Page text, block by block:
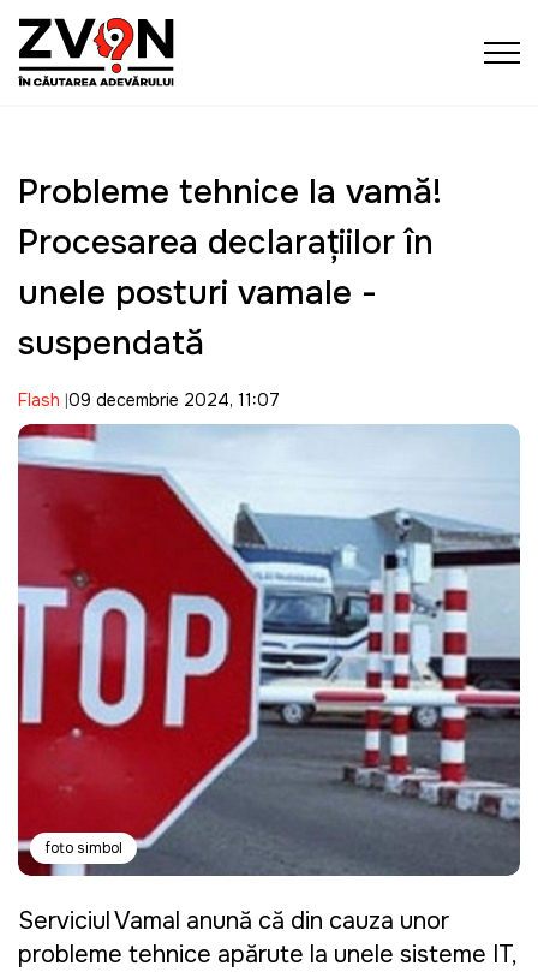
Probleme tehnice la vamă!
Procesarea declarațiilor în
unele posturi vamale -
suspendată
Flash 09 decembrie 2024, 11:07
foto simbol
Serviciul Vamal anunță că din cauza unor
probleme tehnice apărute la unele sisteme IT,